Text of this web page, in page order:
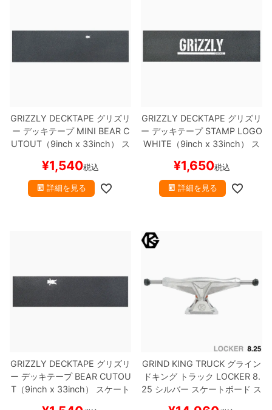
GRIZZLY DECKTAPE グリズリ
ー デッキテープMINI BEAR C
UTOUT（9inch x 33inch）
ス
¥1,540税込
詳細を見る
GRIZZLY DECKTAPE グリズリ
ー デッキテープSTAMP LOGO
WHITE（9inch x 33inch）
ス
¥1,650税込
詳細を見る
GRIZZLY DECKTAPE グリズリ
ー デッキテープBEAR CUTOU
T（9inch x 33inch）
スケート
GRIND KING TRUCK グライン
ドキングトラック LOCKER8.
25 シルバー スケートボード ス